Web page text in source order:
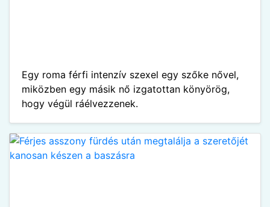
Egy roma férfi intenzív szexel egy szőke nővel,
miközben egy másik nő izgatottan könyörög,
hogy végül ráélvezzenek.